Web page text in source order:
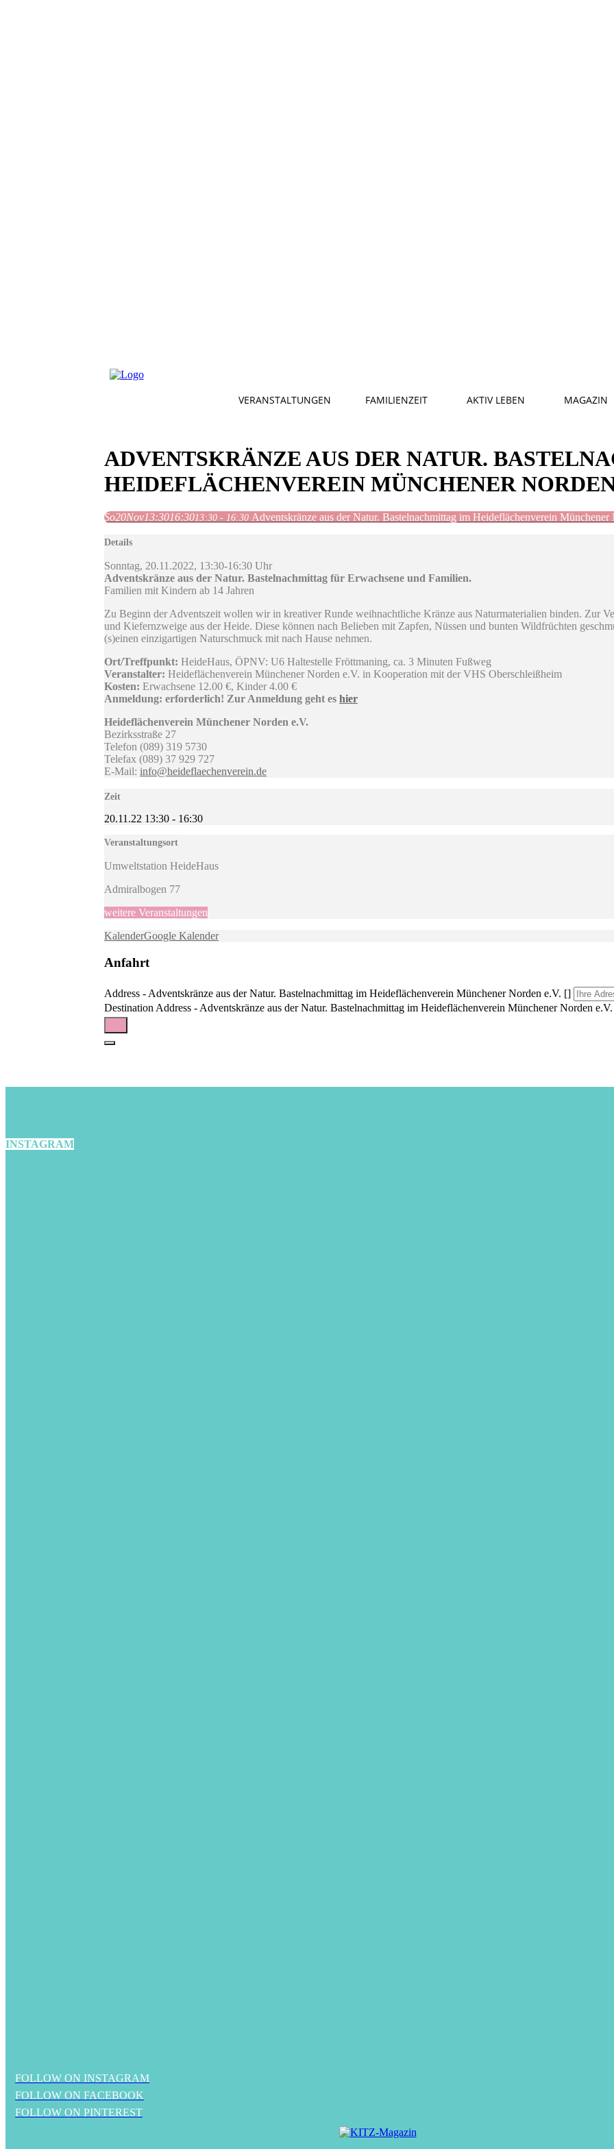
VERANSTALTUNGEN FAMILIENZEIT AKTIV LEBEN MAGAZIN
ADVENTSKRÄNZE AUS DER NATUR.
HEIDEFLÄCHENVEREIN MÜNCHENER
So20Nov13:3016:3013:30 - 16:30 Adventskränze aus der Natur. Bastelnachmittag im Heideflächenverein Münchener
Details
Sonntag, 20.11.2022, 13:30-16:30 Uhr
Adventskränze aus der Natur. Bastelnachmittag für Erwachsene und Familien.
Familien mit Kindern ab 14 Jahren
Zu Beginn der Adventszeit wollen wir in kreativer Runde weihnachtliche Kränze aus Naturmaterialien binden. Zur
und Kiefernzweige aus der Heide. Diese können nach Belieben mit Zapfen, Nüssen und bunten Wildfrüchten
(s)einen einzigartigen Naturschmuck mit nach Hause nehmen.
Ort/Treffpunkt: HeideHaus, ÖPNV: U6 Haltestelle Fröttmaning, ca. 3 Minuten Fußweg
Veranstalter: Heideflächenverein Münchener Norden e.V. in Kooperation mit der VHS Oberschleißheim
Kosten: Erwachsene 12.00 €, Kinder 4.00 €
Anmeldung: erforderlich! Zur Anmeldung geht es hier
Heideflächenverein Münchener Norden e.V.
Bezirksstraße 27
Telefon (089) 319 5730
Telefax (089) 37 929 727
E-Mail: info@heideflaechenverein.de
Zeit
20.11.22 13:30 - 16:30
Veranstaltungsort
Umweltstation HeideHaus
Admiralbogen 77
weitere Veranstaltungen
KalenderGoogle Kalender
Anfahrt
Address - Adventskränze aus der Natur. Bastelnachmittag im Heideflächenverein Münchener Norden e.V. []
Destination Address - Adventskränze aus der Natur. Bastelnachmittag im Heideflächenverein Münchener Norden
INSTAGRAM
FOLLOW ON INSTAGRAM
FOLLOW ON FACEBOOK
FOLLOW ON PINTEREST